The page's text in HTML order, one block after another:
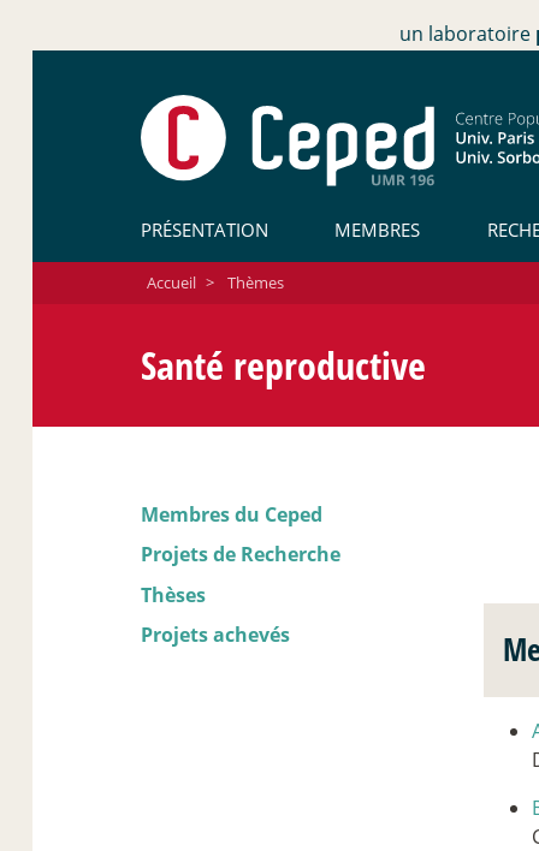
un laboratoire
PRÉSENTATION MEMBRES
Accueil > Thèmes
Santé reproductive
Membres du Ceped
Projets de Recherche
Thèses
Projets achevés